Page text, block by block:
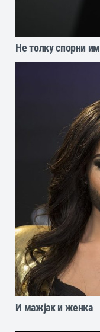
Не толку спорни
И мажјак и женка